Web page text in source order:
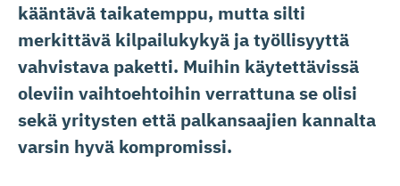
kääntävä taikatemppu, mutta silti
merkittävä kilpailukykyä ja työllisyyttä
vahvistava paketti. Muihin käytettävissä
oleviin vaihtoehtoihin verrattuna se olisi
sekä yritysten että palkansaajien kannalta
varsin hyvä kompromissi.